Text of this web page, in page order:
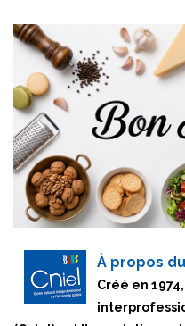
À propos du
Créé en